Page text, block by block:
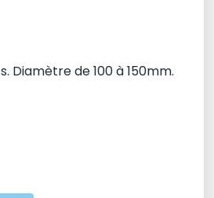
Diamètre de 100 à 150mm.